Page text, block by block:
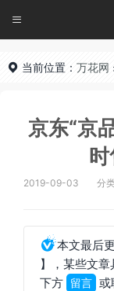

 当前位置： 万花网
京东“京
2019-09-03 分
本文最后
】
，某些文
下方 留言 或